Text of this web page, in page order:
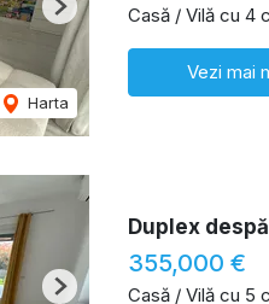
Harta
Next Casă / Vilă cu 4
Vezi mai
Next
Duplex
355,000 €
Casă / Vilă cu 5